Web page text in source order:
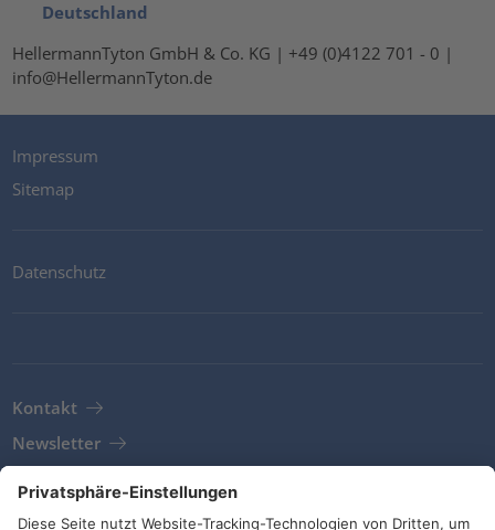
Deutschland
HellermannTyton GmbH & Co. KG | +49 (0)4122 701 - 0 |
info@HellermannTyton.de
Impressum
Sitemap
Datenschutz
Kontakt
Newsletter